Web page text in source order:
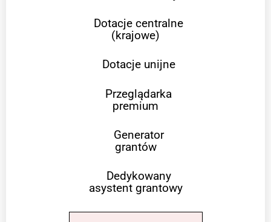
Dotacje centralne
(krajowe)
Dotacje unijne
Przeglądarka
premium
Generator
grantów
Dedykowany
asystent grantowy